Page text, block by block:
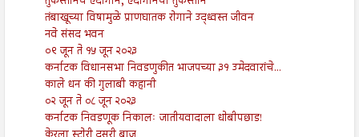
तंबाखूच्या विषामुळे प्राणघातक रोगाने उद्ध्वस्त जीवन
नवे संसद भवन
०९ जून ते १५ जून २०२३
कर्नाटक विधानसभा निवडणुकीत भाजपच्या ३१ उमेदवारांचे...
काले धन की गुलाबी कहानी
०२ जून ते ०८ जून २०२३
कर्नाटक निवडणूक निकालः जातीयवादाला धोबीपछाड!